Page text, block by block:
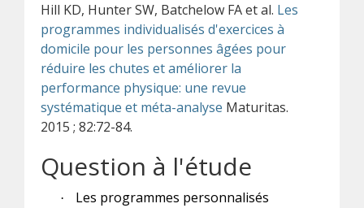
Hill KD, Hunter SW, Batchelow FA et al. Les
programmes individualisés d'exercices à
domicile pour les personnes âgées pour
réduire les chutes et améliorer la
performance physique: une revue
systématique et méta-analyse Maturitas.
2015 ; 82:72-84.
Question à l'étude
·
Les programmes personnalisés